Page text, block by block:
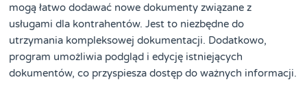
mogą łatwo dodawać nowe dokumenty związane z
usługami dla kontrahentów. Jest to niezbędne do
utrzymania kompleksowej dokumentacji. Dodatkowo,
program umożliwia podgląd i edycję istniejących
dokumentów, co przyspiesza dostęp do ważnych informacji.